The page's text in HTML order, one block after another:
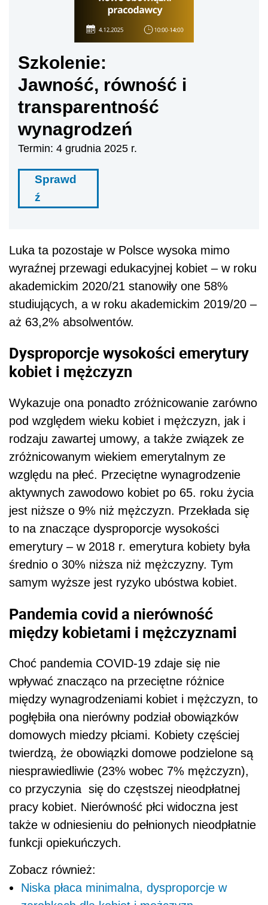
Szkolenie:
Jawność, równość i
transparentność
wynagrodzeń
Termin: 4 grudnia 2025 r.
Sprawd
ź
Luka ta pozostaje w Polsce wysoka mimo
wyraźnej przewagi edukacyjnej kobiet – w roku
akademickim 2020/21 stanowiły one 58%
studiujących, a w roku akademickim 2019/20 –
aż 63,2% absolwentów.
Dysproporcje wysokości emerytury
kobiet i mężczyzn
Wykazuje ona ponadto zróżnicowanie zarówno
pod względem wieku kobiet i mężczyzn, jak i
rodzaju zawartej umowy, a także związek ze
zróżnicowanym wiekiem emerytalnym ze
względu na płeć. Przeciętne wynagrodzenie
aktywnych zawodowo kobiet po 65. roku życia
jest niższe o 9% niż mężczyzn. Przekłada się
to na znaczące dysproporcje wysokości
emerytury – w 2018 r. emerytura kobiety była
średnio o 30% niższa niż mężczyzny. Tym
samym wyższe jest ryzyko ubóstwa kobiet.
Pandemia covid a nierówność
między kobietami i mężczyznami
Choć pandemia COVID-19 zdaje się nie
wpływać znacząco na przeciętne różnice
między wynagrodzeniami kobiet i mężczyzn, to
pogłębiła ona nierówny podział obowiązków
domowych miedzy płciami. Kobiety częściej
twierdzą, że obowiązki domowe podzielone są
niesprawiedliwie (23% wobec 7% mężczyzn),
co przyczynia się do częstszej nieodpłatnej
pracy kobiet. Nierówność płci widoczna jest
także w odniesieniu do pełnionych nieodpłatnie
funkcji opiekuńczych.
Zobacz również:
Niska płaca minimalna, dysproporcje w